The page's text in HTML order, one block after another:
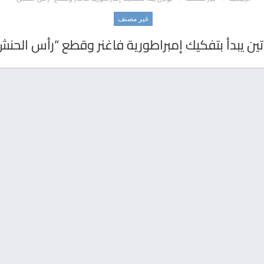
غير مصنف
يبدأ بتفكيك إمبراطورية فاغنر وقطع “رأس